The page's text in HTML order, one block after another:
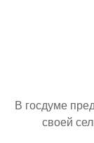
В госдуме
своей